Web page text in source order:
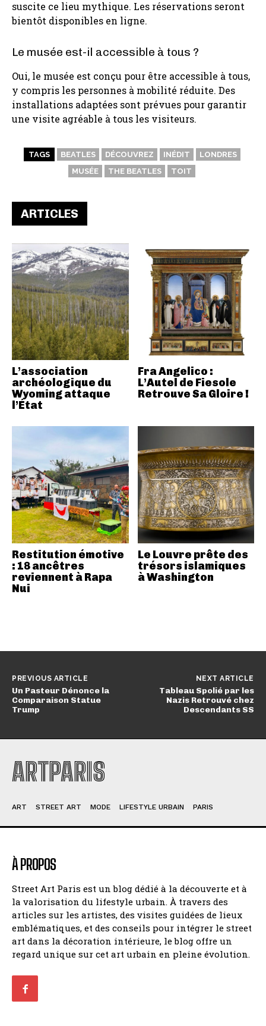
suscite ce lieu mythique. Les réservations seront
bientôt disponibles en ligne.
Le musée est-il accessible à tous ?
Oui, le musée est conçu pour être accessible à tous,
y compris les personnes à mobilité réduite. Des
installations adaptées sont prévues pour garantir
une visite agréable à tous les visiteurs.
TAGS BEATLES DÉCOUVREZ INÉDIT
LONDRES
MUSÉE
THE BEATLES TOIT
ARTICLES
L’association
archéologique du
Wyoming attaque
l’État
Fra Angelico :
L’Autel de Fiesole
Retrouve Sa Gloire !
Restitution émotive
: 18 ancêtres
reviennent à Rapa
Nui
Le Louvre prête des
trésors islamiques
à Washington
PREVIOUS ARTICLE
Un Pasteur Dénonce la
Comparaison Statue
Trump
NEXT ARTICLE
Tableau Spolié par les
Nazis Retrouvé chez
Descendants SS
ARTPARIS
ART STREET ART MODE LIFESTYLE URBAIN PARIS
À PROPOS
Street Art Paris est un blog dédié à la découverte et à
la valorisation du lifestyle urbain. À travers des
articles sur les artistes, des visites guidées de lieux
emblématiques, et des conseils pour intégrer le street
art dans la décoration intérieure, le blog offre un
regard unique sur cet art urbain en pleine évolution.